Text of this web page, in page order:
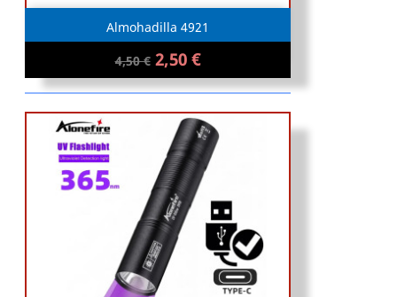
Almohadilla 4921
4,50 € 2,50 €